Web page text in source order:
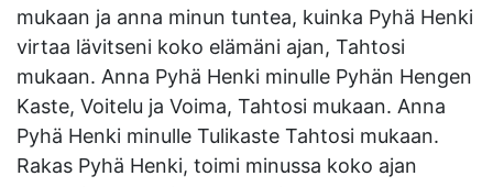
mukaan ja anna minun tuntea, kuinka Pyhä Henki
virtaa lävitseni koko elämäni ajan, Tahtosi
mukaan. Anna Pyhä Henki minulle Pyhän Hengen
Kaste, Voitelu ja Voima, Tahtosi mukaan. Anna
Pyhä Henki minulle Tulikaste Tahtosi mukaan.
Rakas Pyhä Henki, toimi minussa koko ajan